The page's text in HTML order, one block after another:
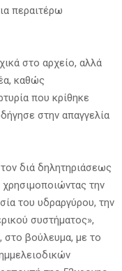
περαιτέρω
στο αρχείο, αλλά
καθώς
που κρίθηκε
στην απαγγελία
διά δηλητηριάσεως
την
του υδραργύρου, την
συστήματος»,
βούλευμα, με το